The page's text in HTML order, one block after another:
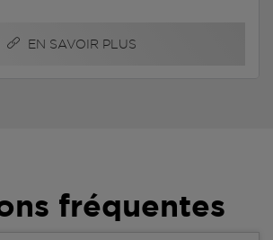
EN SAVOIR PLUS
fréquentes